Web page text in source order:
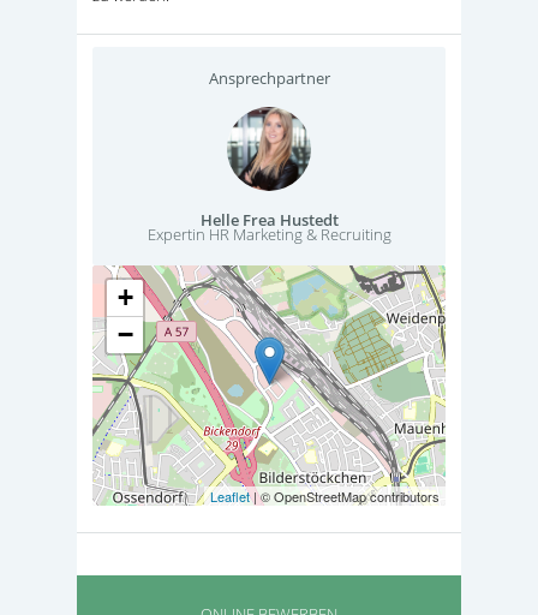
Ansprechpartner
Helle Frea Hustedt
Expertin HR Marketing & Recruiting
+
−
Leaflet| © OpenStreetMap contributors